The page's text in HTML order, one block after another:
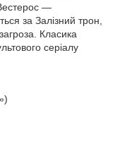
—
за Залізний трон,
Класика
серіалу